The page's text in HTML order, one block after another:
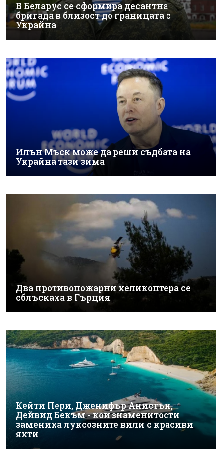
В Беларус се сформира десантна
бригада в близост до границата с
Украйна
Илън Мъск може да реши съдбата на
Украйна тази зима
Два противопожарни хеликоптера се
сблъскаха в Гърция
Кейти Пери, Дженифър Анистън,
Дейвид Бекъм - кои знаменитости
замениха луксозните вили с красиви
яхти